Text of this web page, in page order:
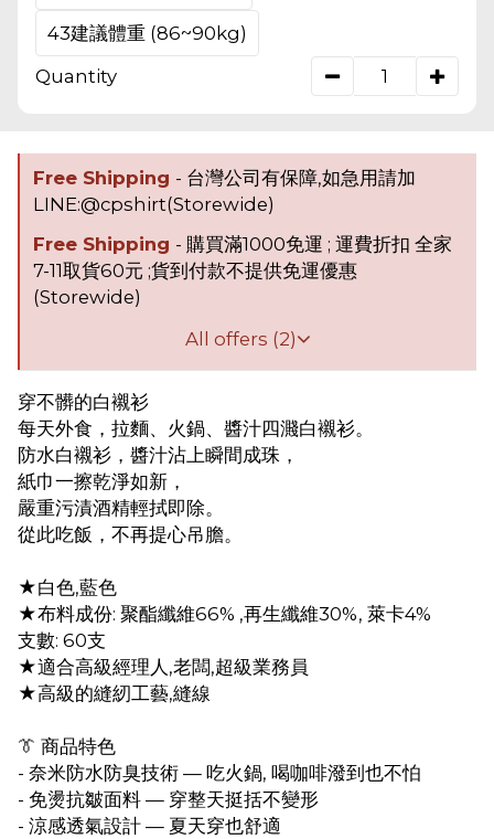
43建議體重 (86~90kg)
Quantity
Free Shipping - 台灣公司有保障,如急用請加
LINE:@cpshirt(Storewide)
Free Shipping - 購買滿1000免運 ; 運費折扣 全家
7-11取貨60元 ;貨到付款不提供免運優惠
(Storewide)
All offers (2)
穿不髒的白襯衫
每天外食，拉麵、火鍋、醬汁四濺白襯衫。
防水白襯衫，醬汁沾上瞬間成珠，
紙巾一擦乾淨如新，
嚴重污漬酒精輕拭即除。
從此吃飯，不再提心吊膽。
★白色,藍色
★布料成份: 聚酯纖維66% ,再生纖維30%, 萊卡4%
支數: 60支
★適合高級經理人,老闆,超級業務員
★高級的縫紉工藝,縫線
👔 商品特色
- 奈米防水防臭技術 — 吃火鍋, 喝咖啡潑到也不怕
- 免燙抗皺面料 — 穿整天挺括不變形
- 涼感透氣設計 — 夏天穿也舒適